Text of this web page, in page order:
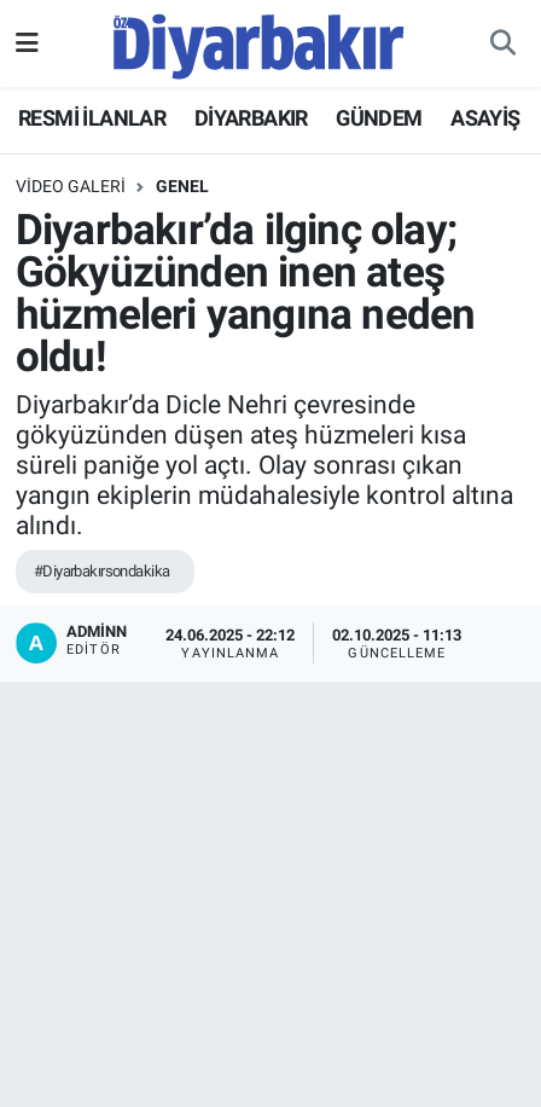
RESMİ İLANLAR DİYARBAKIR GÜNDEM ASAYİŞ
VIDEO GALERI GENEL
Diyarbakır’da ilginç olay;
Gökyüzünden inen ateş
hüzmeleri yangına neden
oldu!
Diyarbakır’da Dicle Nehri çevresinde
gökyüzünden düşen ateş hüzmeleri kısa
süreli paniğe yol açtı. Olay sonrası çıkan
yangın ekiplerin müdahalesiyle kontrol altına
alındı.
#Diyarbakırsondakika
ADMİNN
EDITÖR
24.06.2025 - 22:12
YAYINLANMA
02.10.2025 - 11:13
GÜNCELLEME
ASAYİŞ
DİYARBAKIR
EKONOMİ
GÜNDEM
BÖLGE
DÜNYA
KÜLTÜR SANAT
ÖZEL HABER
Hava Durumu
Namaz Vakitleri
Trafik Durumu
Süper Lig Puan Durumu ve Fikstür
Tüm Manşetler
Son Dakika Haberleri
Haber Arşivi